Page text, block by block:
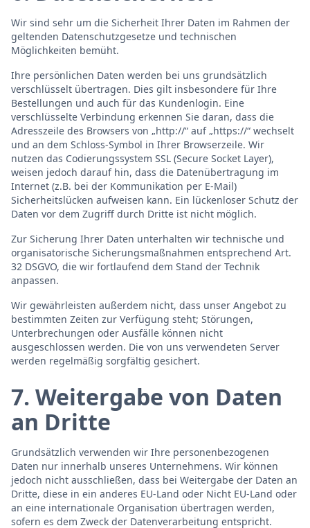
Wir sind sehr um die Sicherheit Ihrer Daten im Rahmen der
geltenden Datenschutzgesetze und technischen
Möglichkeiten bemüht.
Ihre persönlichen Daten werden bei uns grundsätzlich
verschlüsselt übertragen. Dies gilt insbesondere für Ihre
Bestellungen und auch für das Kundenlogin. Eine
verschlüsselte Verbindung erkennen Sie daran, dass die
Adresszeile des Browsers von „http://“ auf „https://“ wechselt
und an dem Schloss-Symbol in Ihrer Browserzeile. Wir
nutzen das Codierungssystem SSL (Secure Socket Layer),
weisen jedoch darauf hin, dass die Datenübertragung im
Internet (z.B. bei der Kommunikation per E-Mail)
Sicherheitslücken aufweisen kann. Ein lückenloser Schutz der
Daten vor dem Zugriff durch Dritte ist nicht möglich.
Zur Sicherung Ihrer Daten unterhalten wir technische und
organisatorische Sicherungsmaßnahmen entsprechend Art.
32 DSGVO, die wir fortlaufend dem Stand der Technik
anpassen.
Wir gewährleisten außerdem nicht, dass unser Angebot zu
bestimmten Zeiten zur Verfügung steht; Störungen,
Unterbrechungen oder Ausfälle können nicht
ausgeschlossen werden. Die von uns verwendeten Server
werden regelmäßig sorgfältig gesichert.
7. Weitergabe von Daten
an Dritte
Grundsätzlich verwenden wir Ihre personenbezogenen
Daten nur innerhalb unseres Unternehmens. Wir können
jedoch nicht ausschließen, dass bei Weitergabe der Daten an
Dritte, diese in ein anderes EU-Land oder Nicht EU-Land oder
an eine internationale Organisation übertragen werden,
sofern es dem Zweck der Datenverarbeitung entspricht.